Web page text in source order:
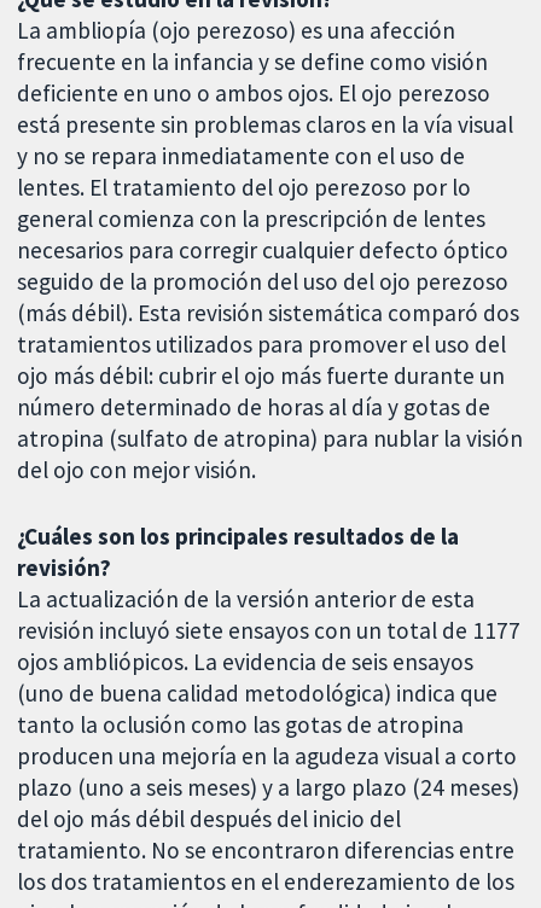
La ambliopía (ojo perezoso) es una afección
frecuente en la infancia y se define como visión
deficiente en uno o ambos ojos. El ojo perezoso
está presente sin problemas claros en la vía visual
y no se repara inmediatamente con el uso de
lentes. El tratamiento del ojo perezoso por lo
general comienza con la prescripción de lentes
necesarios para corregir cualquier defecto óptico
seguido de la promoción del uso del ojo perezoso
(más débil). Esta revisión sistemática comparó dos
tratamientos utilizados para promover el uso del
ojo más débil: cubrir el ojo más fuerte durante un
número determinado de horas al día y gotas de
atropina (sulfato de atropina) para nublar la visión
del ojo con mejor visión.
¿Cuáles son los principales resultados de la
revisión?
La actualización de la versión anterior de esta
revisión incluyó siete ensayos con un total de 1177
ojos ambliópicos. La evidencia de seis ensayos
(uno de buena calidad metodológica) indica que
tanto la oclusión como las gotas de atropina
producen una mejoría en la agudeza visual a corto
plazo (uno a seis meses) y a largo plazo (24 meses)
del ojo más débil después del inicio del
tratamiento. No se encontraron diferencias entre
los dos tratamientos en el enderezamiento de los